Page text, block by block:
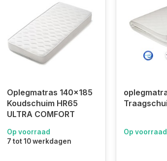
Oplegmatras 140x185
Koudschuim HR65
ULTRA COMFORT
Op voorraad
7 tot 10 werkdagen
Op voorraad